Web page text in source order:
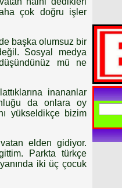
çok doğru işler
başka olumsuz bir
Sosyal medya
düşündünüz mü ne
inananlar
da onlara oy
yükseldikçe bizim
elden gidiyor.
Parkta türkçe
iki üç çocuk